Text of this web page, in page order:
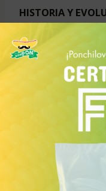
HISTORIA Y
Los totopos tienen
remonta a la
eran una forma de
ya que al tostarlas
práctica era
rurales donde el
siempre era
fáciles de